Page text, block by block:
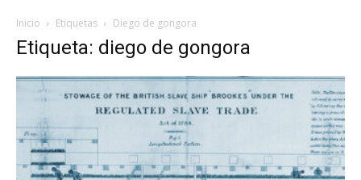
Inicio Etiquetas Diego de gongora
Etiqueta: diego de gongora